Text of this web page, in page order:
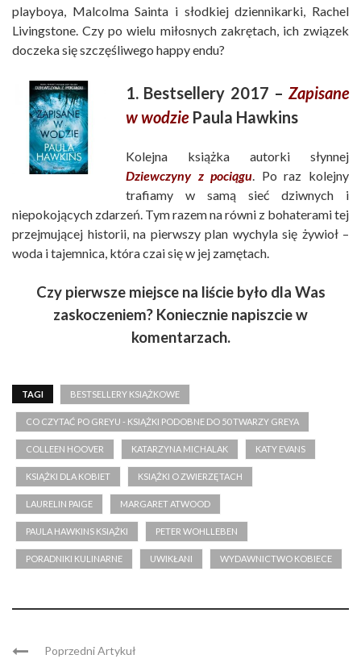
playboya, Malcolma Sainta i słodkiej dziennikarki, Rachel
Livingstone. Czy po wielu miłosnych zakrętach, ich związek
doczeka się szczęśliwego happy endu?
1. Bestsellery 2017 – Zapisane
w wodziePaula Hawkins
Kolejna książka autorki słynnej
Dziewczyny z pociągu. Po raz kolejny
trafiamy w samą sieć dziwnych i
niepokojących zdarzeń. Tym razem na równi z bohaterami tej
przejmującej historii, na pierwszy plan wychyla się żywioł –
woda i tajemnica, która czai się w jej zamętach.
Czy pierwsze miejsce na liście było dla Was
zaskoczeniem? Koniecznie napiszcie w
komentarzach.
TAGI BESTSELLERY KSIĄŻKOWE
CO CZYTAĆ PO GREYU - KSIĄŻKI PODOBNE DO 50 TWARZY GREYA
COLLEEN HOOVER KATARZYNA MICHALAK KATY EVANS
KSIĄŻKI DLA KOBIET KSIĄŻKI O ZWIERZĘTACH
LAURELIN PAIGE MARGARET ATWOOD
PAULA HAWKINS KSIĄŻKI PETER WOHLLEBEN
PORADNIKI KULINARNE UWIKŁANI WYDAWNICTWO KOBIECE
Poprzedni Artykuł